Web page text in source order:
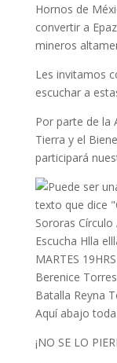
Hornos de
convertir a
mineros
Les invitamos
escuchar a
Por parte de la
Tierra y el
participará
Aquí abajo
¡NO SE LO